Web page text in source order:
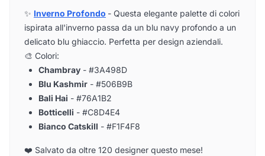
✨ Inverno Profondo - Questa elegante palette di colori
ispirata all'inverno passa da un blu navy profondo a un
delicato blu ghiaccio. Perfetta per design aziendali.
🎨 Colori:
Chambray - #3A498D
Blu Kashmir - #506B9B
Bali Hai - #76A1B2
Botticelli - #C8D4E4
Bianco Catskill - #F1F4F8
❤️ Salvato da oltre 120 designer questo mese!